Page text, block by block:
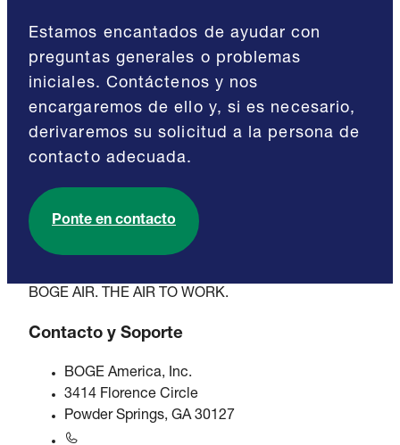
Estamos encantados de ayudar con
preguntas generales o problemas
iniciales. Contáctenos y nos
encargaremos de ello y, si es necesario,
derivaremos su solicitud a la persona de
contacto adecuada.
Ponte en contacto
BOGE AIR. THE AIR TO WORK.
Contacto y Soporte
BOGE America, Inc.
3414 Florence Circle
Powder Springs, GA 30127